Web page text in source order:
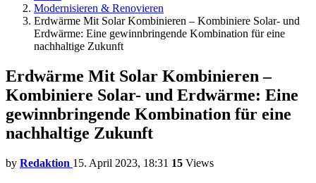
Modernisieren & Renovieren
Erdwärme Mit Solar Kombinieren – Kombiniere Solar- und
Erdwärme: Eine gewinnbringende Kombination für eine
nachhaltige Zukunft
Erdwärme Mit Solar Kombinieren –
Kombiniere Solar- und Erdwärme: Eine
gewinnbringende Kombination für eine
nachhaltige Zukunft
by Redaktion 15. April 2023, 18:31 15 Views